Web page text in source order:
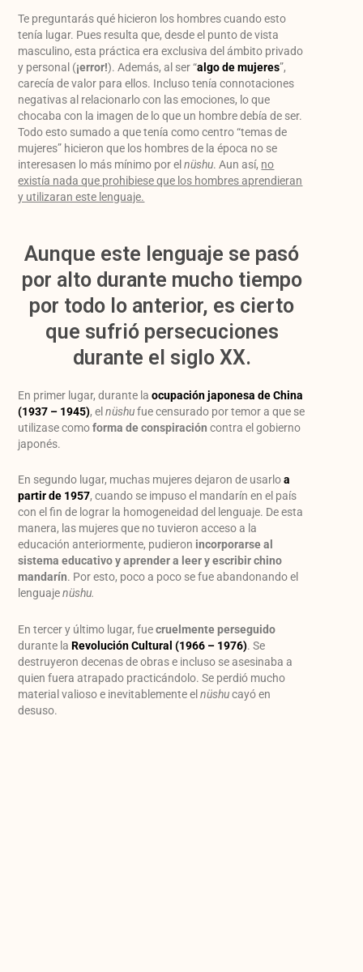
Te preguntarás qué hicieron los hombres cuando esto
tenía lugar. Pues resulta que, desde el punto de vista
masculino, esta práctica era exclusiva del ámbito privado
y personal (¡error!). Además, al ser “algo de mujeres”,
carecía de valor para ellos. Incluso tenía connotaciones
negativas al relacionarlo con las emociones, lo que
chocaba con la imagen de lo que un hombre debía de ser.
Todo esto sumado a que tenía como centro “temas de
mujeres” hicieron que los hombres de la época no se
interesasen lo más mínimo por elnüshu. Aun así, no
existía nada que prohibiese que los hombres aprendieran
y utilizaran este lenguaje.
Aunque este lenguaje se pasó
por alto durante mucho tiempo
por todo lo anterior, es cierto
que sufrió persecuciones
durante el siglo XX.
En primer lugar, durante laocupación japonesa de China
(1937 – 1945), elnüshufue censurado por temor a que se
utilizase comoforma de conspiración contra el gobierno
japonés.
En segundo lugar, muchas mujeres dejaron de usarloa
partir de 1957, cuando se impuso el mandarín en el país
con el fin de lograr la homogeneidad del lenguaje. De esta
manera, las mujeres que no tuvieron acceso a la
educación anteriormente, pudieron incorporarse al
sistema educativo y aprender a leer y escribir chino
mandarín. Por esto, poco a poco se fue abandonando el
lenguajenüshu.
En tercer y último lugar, fuecruelmente perseguido
durante laRevolución Cultural (1966 – 1976). Se
destruyeron decenas de obras e incluso se asesinaba a
quien fuera atrapado practicándolo. Se perdió mucho
material valioso e inevitablemente elnüshucayó en
desuso.